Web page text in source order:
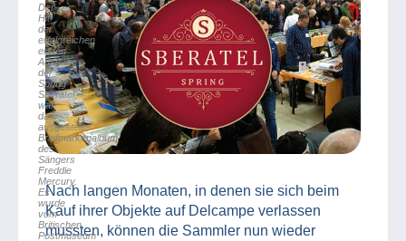
Nach langen Monaten, in denen sie sich beim
Kauf ihrer Objekte auf Delcampe verlassen
mussten, können die Sammler nun wieder
Der
Hit
der
erfolgreichen
ersten
Ausgabe
der
Spring
Sberatel
war
das
ausgestellte
Briefmarkenalbum
des
Sängers
Freddie
Mercury.
Es
wurde
vom
Britischen
Postmuseum